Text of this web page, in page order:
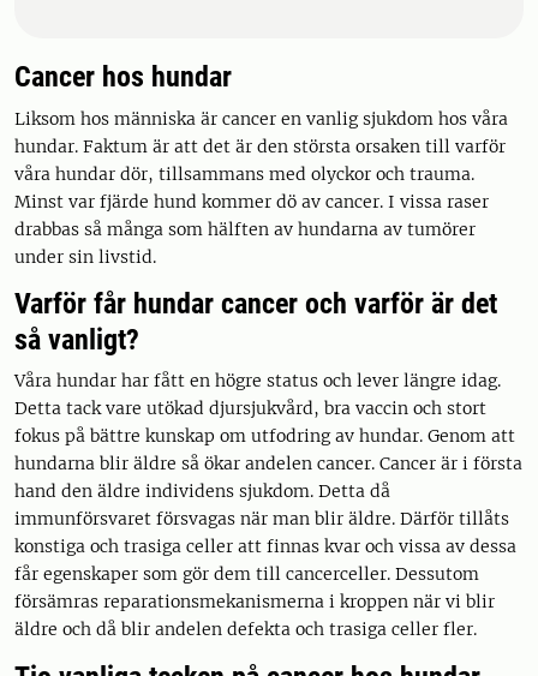
Cancer hos hundar
Liksom hos människa är cancer en vanlig sjukdom hos våra
hundar. Faktum är att det är den största orsaken till varför
våra hundar dör, tillsammans med olyckor och trauma.
Minst var fjärde hund kommer dö av cancer. I vissa raser
drabbas så många som hälften av hundarna av tumörer
under sin livstid.
Varför får hundar cancer och varför är det
så vanligt?
Våra hundar har fått en högre status och lever längre idag.
Detta tack vare utökad djursjukvård, bra vaccin och stort
fokus på bättre kunskap om utfodring av hundar. Genom att
hundarna blir äldre så ökar andelen cancer. Cancer är i första
hand den äldre individens sjukdom. Detta då
immunförsvaret försvagas när man blir äldre. Därför tillåts
konstiga och trasiga celler att finnas kvar och vissa av dessa
får egenskaper som gör dem till cancerceller. Dessutom
försämras reparationsmekanismerna i kroppen när vi blir
äldre och då blir andelen defekta och trasiga celler fler.